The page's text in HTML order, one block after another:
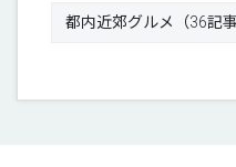
都内近郊グルメ（36記事